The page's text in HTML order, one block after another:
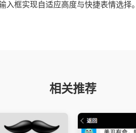
框实现自适应高度与快捷表情选择。
相关推荐